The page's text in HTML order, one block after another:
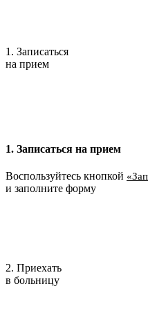
1. Записаться
на прием
1. Записаться на прием
Воспользуйтесь кнопкой
и заполните форму
2. Приехать
в больницу